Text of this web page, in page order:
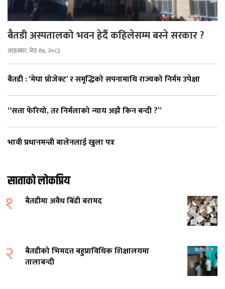
बैतडी अस्पतालको भवन हेर्दै कहिलेसम्म बस्ने सरकार ?
आइतबार, जेठ १७, २०८३
बैतडी : ‘मेघा प्रोजेक्ट’ र समृद्धिको सपनामाथि राज्यको निर्मम उपेक्षा
“सत्ता फेरियो, तर निर्मलाको न्याय अझै किन बन्दी ?”
भावी प्रधानमन्त्री बालेनलाई खुला पत्र
साताको लोकप्रिय
१ बैतडीमा अवैध बिँडी बरामद
२
बैतडीको भिमदत्त बहुप्राविधिक शिक्षालयमा
तालाबन्दी